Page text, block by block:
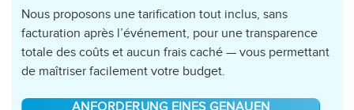
Nous proposons une tarification tout inclus, sans
facturation après l’événement, pour une transparence
totale des coûts et aucun frais caché — vous permettant
de maîtriser facilement votre budget.